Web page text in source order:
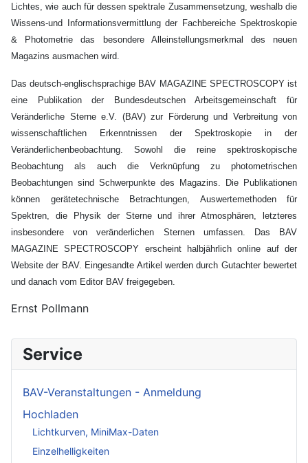
Lichtes, wie auch für dessen spektrale Zusammensetzung, weshalb die
Wissens-und Informationsvermittlung der Fachbereiche Spektroskopie
& Photometrie das besondere Alleinstellungsmerkmal des neuen
Magazins ausmachen wird.
Das deutsch-englischsprachige BAV MAGAZINE SPECTROSCOPY ist
eine Publikation der Bundesdeutschen Arbeitsgemeinschaft für
Veränderliche Sterne e.V. (BAV) zur Förderung und Verbreitung von
wissenschaftlichen Erkenntnissen der Spektroskopie in der
Veränderlichenbeobachtung. Sowohl die reine spektroskopische
Beobachtung als auch die Verknüpfung zu photometrischen
Beobachtungen sind Schwerpunkte des Magazins. Die Publikationen
können gerätetechnische Betrachtungen, Auswertemethoden für
Spektren, die Physik der Sterne und ihrer Atmosphären, letzteres
insbesondere von veränderlichen Sternen umfassen. Das BAV
MAGAZINE SPECTROSCOPY erscheint halbjährlich online auf der
Website der BAV. Eingesandte Artikel werden durch Gutachter bewertet
und danach vom Editor BAV freigegeben.
Ernst Pollmann
Service
BAV-Veranstaltungen - Anmeldung
Hochladen
Lichtkurven, MiniMax-Daten
Einzelhelligkeiten